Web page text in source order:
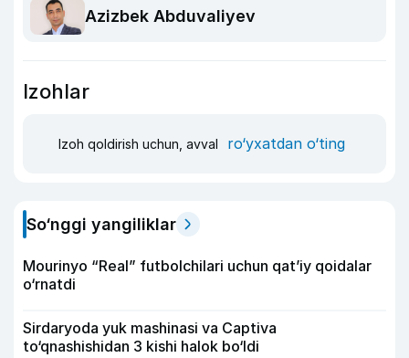
Azizbek Abduvaliyev
Izohlar
Izoh qoldirish uchun, avval ro‘yxatdan o‘ting
So‘nggi yangiliklar
Mourinyo “Real” futbolchilari uchun qat’iy qoidalar
o‘rnatdi
Sirdaryoda yuk mashinasi va Captiva
to‘qnashishidan 3 kishi halok bo‘ldi